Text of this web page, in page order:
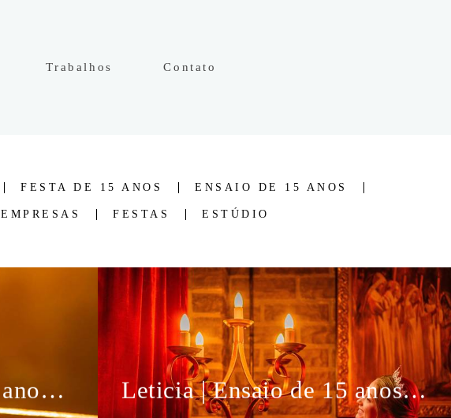
Trabalhos Contato
FESTA DE 15 ANOS ENSAIO DE 15 ANOS
EMPRESAS FESTAS ESTÚDIO
Milena | Ensaio de 15 anos em Nova Petrópolis Leticia | Ensaio de 15 anos no Castelo